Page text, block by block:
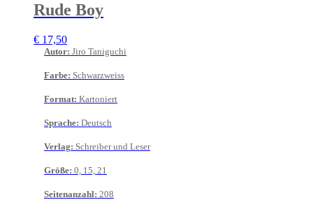
Rude Boy
€ 17,50
Autor: Jiro Taniguchi
Farbe: Schwarzweiss
Format: Kartoniert
Sprache: Deutsch
Verlag: Schreiber und Leser
Größe: 0, 15, 21
Seitenanzahl: 208